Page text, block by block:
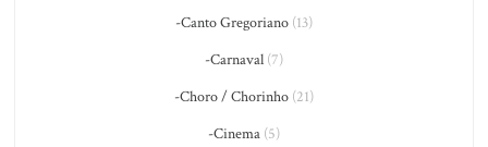
-Canto Gregoriano (13)
-Carnaval (7)
-Choro / Chorinho (21)
-Cinema (5)